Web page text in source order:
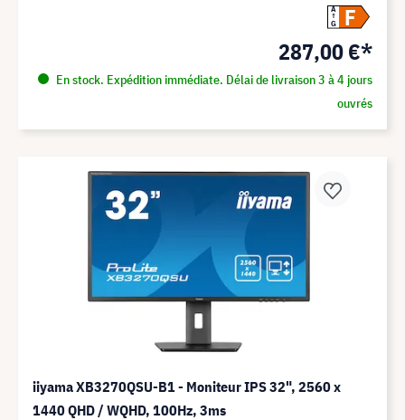
A
G
F
287,00 €*
En stock. Expédition immédiate. Délai de livraison 3 à 4 jours
ouvrés
iiyama XB3270QSU-B1 - Moniteur IPS 32", 2560 x
1440 QHD / WQHD, 100Hz, 3ms